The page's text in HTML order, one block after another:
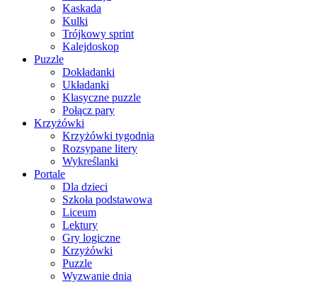
Kaskada
Kulki
Trójkowy sprint
Kalejdoskop
Puzzle
Dokładanki
Układanki
Klasyczne puzzle
Połącz pary
Krzyżówki
Krzyżówki tygodnia
Rozsypane litery
Wykreślanki
Portale
Dla dzieci
Szkoła podstawowa
Liceum
Lektury
Gry logiczne
Krzyżówki
Puzzle
Wyzwanie dnia